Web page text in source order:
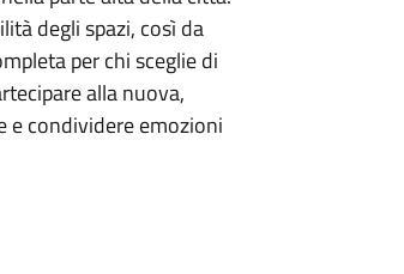
degli spazi, così da
per chi sceglie di
alla nuova,
e condividere emozioni